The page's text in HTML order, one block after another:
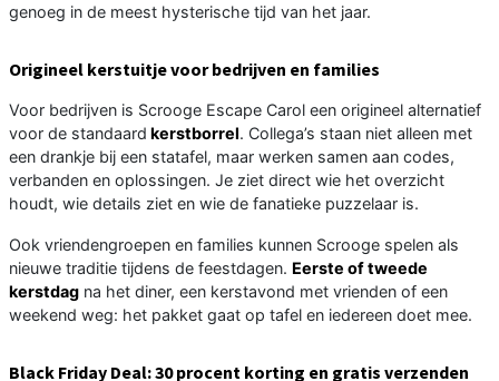
genoeg in de meest hysterische tijd van het jaar.
Origineel kerstuitje voor bedrijven en families
Voor bedrijven is Scrooge Escape Carol een origineel alternatief
voor de standaard kerstborrel. Collega’s staan niet alleen met
een drankje bij een statafel, maar werken samen aan codes,
verbanden en oplossingen. Je ziet direct wie het overzicht
houdt, wie details ziet en wie de fanatieke puzzelaar is.
Ook vriendengroepen en families kunnen Scrooge spelen als
nieuwe traditie tijdens de feestdagen. Eerste of tweede
kerstdag na het diner, een kerstavond met vrienden of een
weekend weg: het pakket gaat op tafel en iedereen doet mee.
Black Friday Deal: 30 procent korting en gratis verzenden